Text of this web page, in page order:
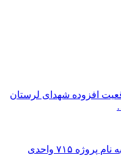
افزوده شهدای لرستان
چشم انتظاری ملت در معمایی به نام پروژه ۷۱۵ واحدی